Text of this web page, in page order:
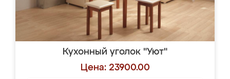
Кухонный уголок "Уют"
Цена: 23900.00